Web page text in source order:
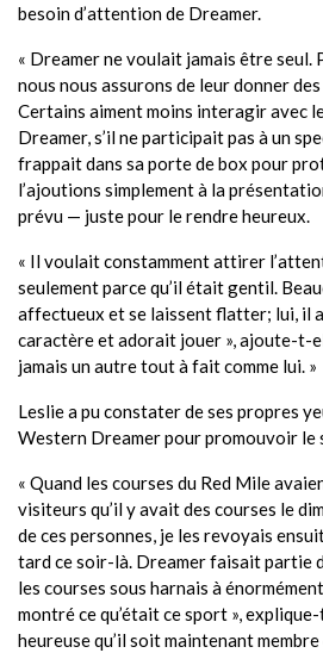
besoin d’attention de Dreamer.
« Dreamer ne voulait jamais être seul.
nous nous assurons de leur donner
Certains aiment moins interagir avec
Dreamer, s’il ne participait pas à un
frappait dans sa porte de box pour
l’ajoutions simplement à la
prévu — juste pour le rendre heureux.
« Il voulait constamment attirer
seulement parce qu’il était gentil.
affectueux et se laissent flatter; lui, il
caractère et adorait jouer », ajoute-t-
jamais un autre tout à fait comme lui. »
Leslie a pu constater de ses propres
Western Dreamer pour promouvoir le
« Quand les courses du Red Mile
visiteurs qu’il y avait des courses le
de ces personnes, je les revoyais
tard ce soir-là. Dreamer faisait partie
les courses sous harnais à
montré ce qu’était ce sport »,
heureuse qu’il soit maintenant membre